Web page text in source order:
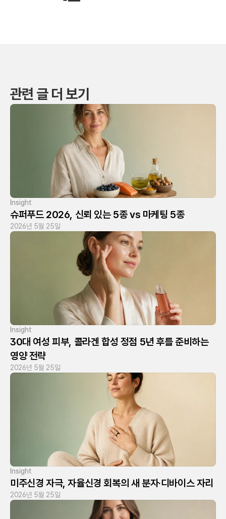
관련 글 더 보기
Insight
슈퍼푸드 2026, 신뢰 있는 5종 vs 마케팅 5종
2026년 5월 25일
Insight
30대 여성 피부, 콜라겐 합성 정점 5년 후를 준비하는
영양 전략
2026년 5월 25일
Insight
미주신경 자극, 자율신경 회복의 새 분자·디바이스 자리
2026년 5월 25일